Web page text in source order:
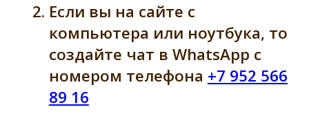
Если вы на сайте с
компьютера или ноутбука, то
создайте чат в WhatsApp c
номером телефона +7 952 566
89 16